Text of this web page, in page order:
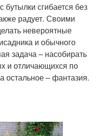
бутылки сгибается без
радует. Своими
невероятные
и обычного
задача – насобирать
и отличающихся по
остальное – фантазия.